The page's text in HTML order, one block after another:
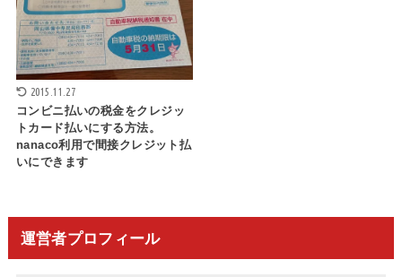
2015.11.27
コンビニ払いの税金をクレジッ
トカード払いにする方法。
nanaco利用で間接クレジット払
いにできます
運営者プロフィール